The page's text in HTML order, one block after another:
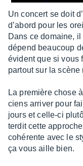
Un concert se doit
d’abord pour les
Dans ce domaine,
dépend beau­coup
évident que si vous
partout sur la scène
La première chose
ciens arri­ver pour
jours et celle-ci
ter­dit cette
cohé­rente avec le
ça vous aille bien.